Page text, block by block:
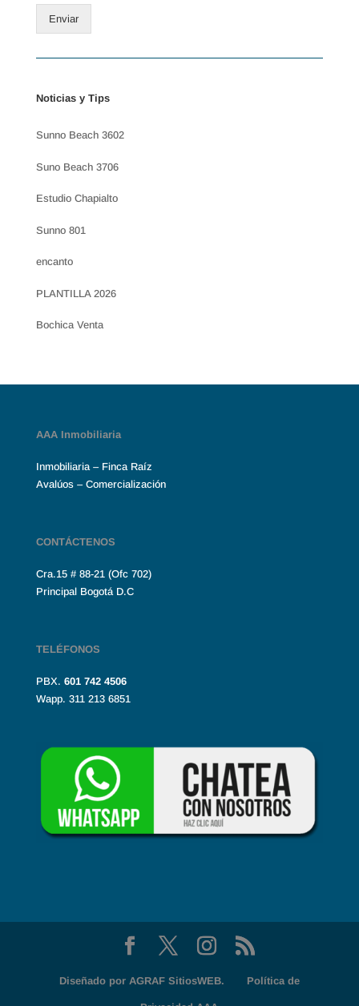
Enviar
Noticias y Tips
Sunno Beach 3602
Suno Beach 3706
Estudio Chapialto
Sunno 801
encanto
PLANTILLA 2026
Bochica Venta
AAA Inmobiliaria
Inmobiliaria – Finca Raíz
Avalúos – Comercialización
CONTÁCTENOS
Cra.15 # 88-21 (Ofc 702)
Principal Bogotá D.C
TELÉFONOS
PBX. 601 742 4506
Wapp. 311 213 6851
Diseñado por AGRAF SitiosWEB. Política de